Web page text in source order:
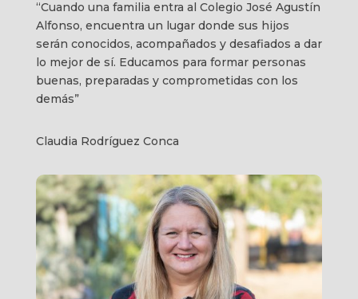
“Cuando una familia entra al Colegio José Agustín
Alfonso, encuentra un lugar donde sus hijos
serán conocidos, acompañados y desafiados a dar
lo mejor de sí. Educamos para formar personas
buenas, preparadas y comprometidas con los
demás”
Claudia Rodríguez Conca